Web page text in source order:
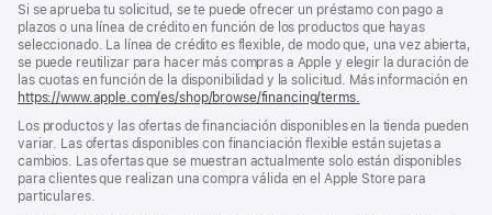
Si se aprueba tu solicitud, se te puede ofrecer un préstamo con pago a
plazos o una línea de crédito en función de los productos que hayas
seleccionado. La línea de crédito es flexible, de modo que, una vez abierta,
se puede reutilizar para hacer más compras a Apple y elegir la duración de
las cuotas en función de la disponibilidad y la solicitud. Más información en
https://www.apple.com/es/shop/browse/financing/terms.
Los productos y las ofertas de financiación disponibles en la tienda pueden
variar. Las ofertas disponibles con financiación flexible están sujetas a
cambios. Las ofertas que se muestran actualmente solo están disponibles
para clientes que realizan una compra válida en el Apple Store para
particulares.